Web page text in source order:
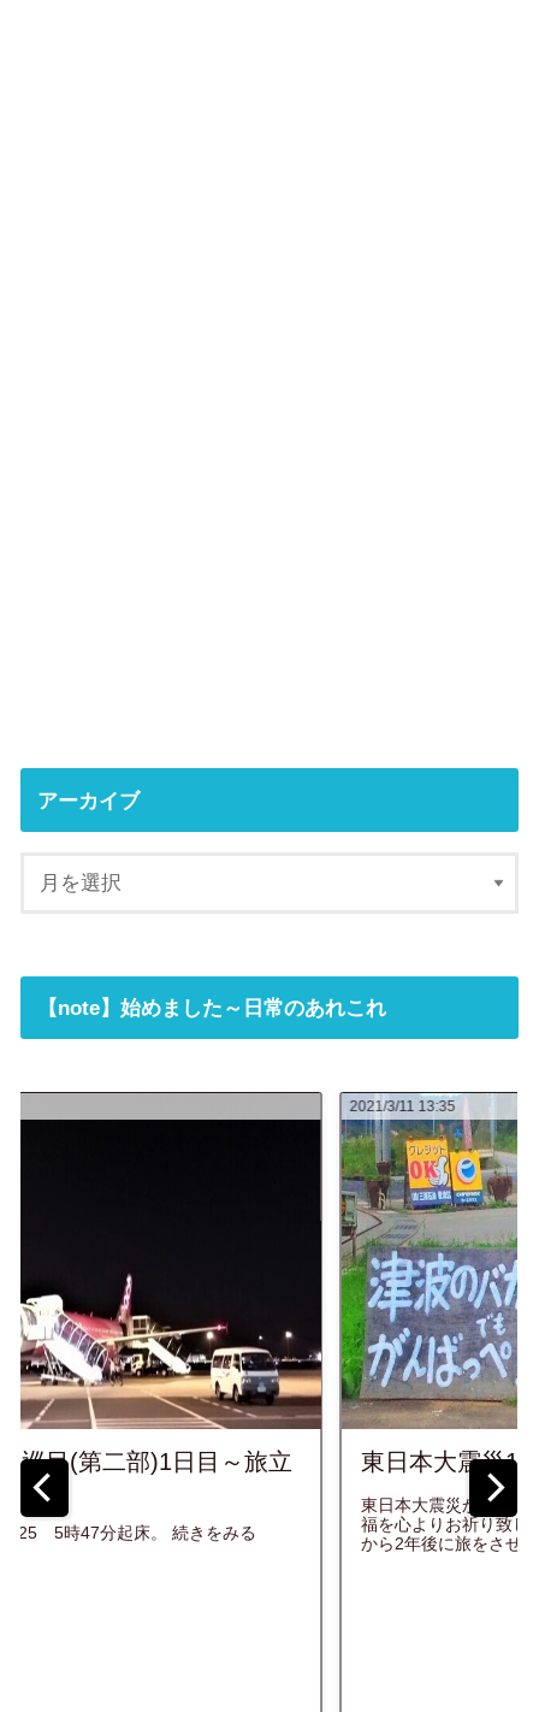
アーカイブ
【note】始めました～日常のあれこれ
東日本大震災10年を迎えるにあたって...
東日本大震災から10年、亡くなってしまった方々のご冥
福を心よりお祈り致します。 下記、写真は2013年、震災
から2年後に旅をさせて頂いた東北の風景の一部です。 ...